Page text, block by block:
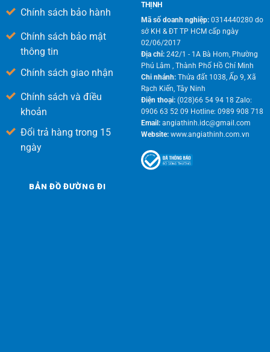
Chính sách bảo hành
Chính sách bảo mật
thông tin
Chính sách giao nhận
Chính sách và điều
khoản
Đổi trả hàng trong 15
ngày
THỊNH
Mã số doanh nghiệp:0314440280 do
sở KH & ĐT TP HCM cấp ngày
02/06/2017
Địa chỉ:242/1 - 1A Bà Hom, Phường
Phú Lâm , Thành Phố Hồ Chí Minh
Chi nhánh: Thửa đất 1038, Ấp 9, Xã
Rạch Kiến, Tây Ninh
Điện thoại:(028)66 54 94 18 Zalo:
0906 63 52 09 Hotline: 0989 908 718
Email:angiathinh.idc@gmail.com
Website:www.angiathinh.com.vn
BẢN ĐỒ ĐƯỜNG ĐI